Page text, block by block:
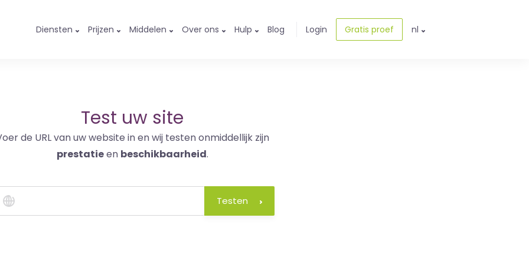
Diensten Prijzen Middelen Over ons Hulp Blog Login Gratis proef nl
Test uw site
de URL van uw website in en wij testen onmiddellijk zijn
prestatieen beschikbaarheid.
Testen